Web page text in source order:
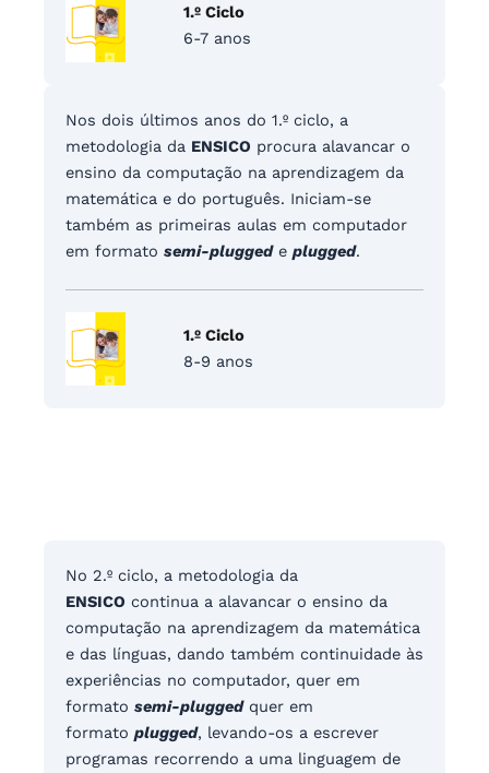
1.º Ciclo
6-7 anos
Nos dois últimos anos do 1.º ciclo, a
metodologia da ENSICO procura alavancar o
ensino da computação na aprendizagem da
matemática e do português. Iniciam-se
também as primeiras aulas em computador
em formato semi-pluggede plugged.
1.º Ciclo
8-9 anos
No 2.º ciclo, a metodologia da
ENSICO continua a alavancar o ensino da
computação na aprendizagem da matemática
e das línguas, dando também continuidade às
experiências no computador, quer em
formato semi-pluggedquer em
formato plugged, levando-os a escrever
programas recorrendo a uma linguagem de